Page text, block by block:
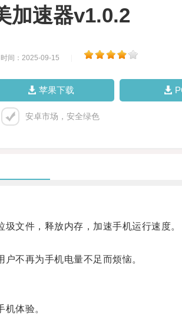
加速器v1.0.2
时间：2025-09-15
苹果下载
安卓市场，安全绿色
文件，释放内存，加速手机运行速度。
不再为手机电量不足而烦恼。
体验。